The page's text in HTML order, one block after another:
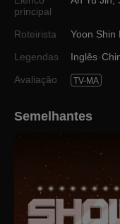
principal
Roteirista Yoon Shin
Legendas
Inglês
Avaliação
TV-MA
Semelhantes